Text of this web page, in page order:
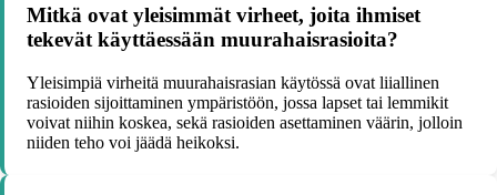
Mitkä ovat yleisimmät virheet, joita ihmiset
tekevät käyttäessään muurahaisrasioita?
Yleisimpiä virheitä muurahaisrasian käytössä ovat liiallinen
rasioiden sijoittaminen ympäristöön, jossa lapset tai lemmikit
voivat niihin koskea, sekä rasioiden asettaminen väärin, jolloin
niiden teho voi jäädä heikoksi.